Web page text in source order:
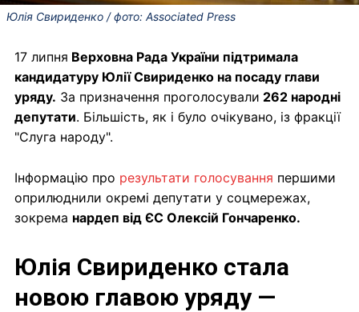
Юлія Свириденко / фото: Associated Press
17 липня Верховна Рада України підтримала
кандидатуру Юлії Свириденко на посаду глави
уряду. За призначення проголосували 262 народні
депутати. Більшість, як і було очікувано, із фракції
"Слуга народу".
Інформацію про результати голосування першими
оприлюднили окремі депутати у соцмережах,
зокрема нардеп від ЄС Олексій Гончаренко.
Юлія Свириденко стала
новою главою уряду —